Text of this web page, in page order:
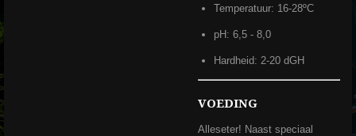
Temperatuur: 16-28ºC
pH: 6,5 - 8,0
Hardheid: 2-20 dGH
VOEDING
Alleseter! Naast speciaal